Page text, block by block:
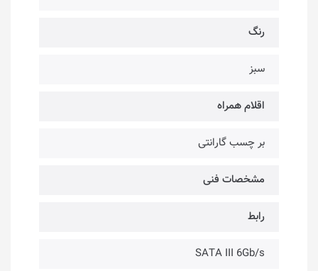
رنگ
سبز
اقلام همراه
بر چسب گارانتی
مشخصات فنی
رابط
SATA III 6Gb/s